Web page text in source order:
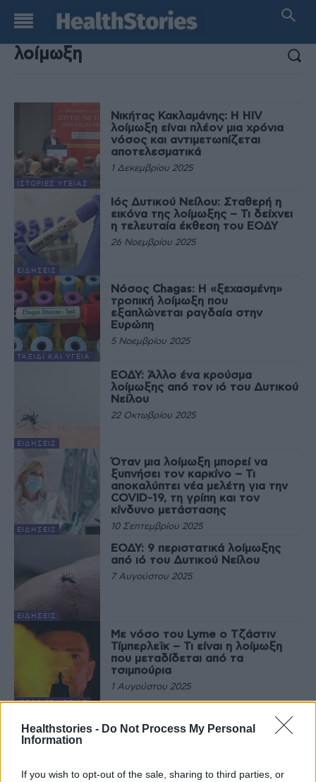
Healthstories - Do Not Process My Personal
Information
If you wish to opt-out of the sale, sharing to third parties, or
ΑΠΟΤΕΛΕΣΜΑΤΑ ΑΝΑΖΗΤΗΣΗΣ:
ΙΣΤΟΡΊΕΣ ΥΓΕΊΑΣ
Νικήτας Κακλαμάνης: Η HIV
λοίμωξη είναι πλέον μια χρόνια
νόσος και αντιμετωπίζεται
αποτελεσματικά
1 Δεκεμβρίου 2025
ΕΙΔΉΣΕΙΣ
Ιός Δυτικού Νείλου: Σταθερή η
εικόνα της λοίμωξης – Τι δείχνει
η τελευταία έκθεση του ΕΟΔΥ
26 Νοεμβρίου 2025
ΤΑΞΊΔΙ ΚΑΙ ΥΓΕΊΑ
Νόσος Chagas: Η «ξεχασμένη»
τροπική λοίμωξη που
εξαπλώνεται ραγδαία στην
Ευρώπη
5 Νοεμβρίου 2025
ΕΙΔΉΣΕΙΣ
ΕΟΔΥ: Άλλο ένα κρούσμα
λοίμωξης από τον ιό του Δυτικού
Νείλου
22 Οκτωβρίου 2025
ΕΙΔΉΣΕΙΣ
Όταν μια λοίμωξη μπορεί να
ξυπνήσει τον καρκίνο – Τι
αποκαλύπτει νέα μελέτη για την
COVID-19, τη γρίπη και τον
κίνδυνο μετάστασης
10 Σεπτεμβρίου 2025
ΕΙΔΉΣΕΙΣ
ΕΟΔΥ: 9 περιστατικά λοίμωξης
από ιό του Δυτικού Νείλου
7 Αυγούστου 2025
ΙΣΤΟΡΊΕΣ ΥΓΕΊΑΣ
Με νόσο του Lyme ο Τζάστιν
Τίμπερλεϊκ – Τι είναι η λοίμωξη
που μεταδίδεται από τα
τσιμπούρια
1 Αυγούστου 2025
λοίμωξης από τον ιό του Δυτικού